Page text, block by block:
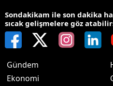
Sondakikam ile son dakika
sıcak gelişmelere göz
Gündem
Ekonomi